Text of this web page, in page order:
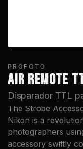
PROFOTO
AIR REMOTE
Disparador TTL
The Strobe
Nikon is a
photographers
accessory swiftly